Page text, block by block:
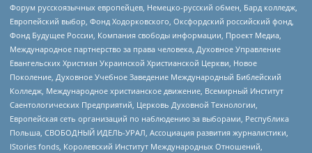
Форум русскоязычных европейцев, Немецко-русский обмен, Бард колледж,
Европейский выбор, Фонд Ходорковского, Оксфордский российский фонд,
Фонд Будущее России, Компания свободы информации, Проект Медиа,
Международное партнерство за права человека, Духовное Управление
Евангельских Христиан Украинской Христианской Церкви, Новое
Поколение, Духовное Учебное Заведение Международный Библейский
Колледж, Международное христианское движение, Всемирный Институт
Саентологических Предприятий, Церковь Духовной Технологии,
Европейская сеть организаций по наблюдению за выборами, Республика
Польша, СВОБОДНЫЙ ИДЕЛЬ-УРАЛ, Ассоциация развития журналистики,
IStories fonds, Королевский Институт Международных Отношений,